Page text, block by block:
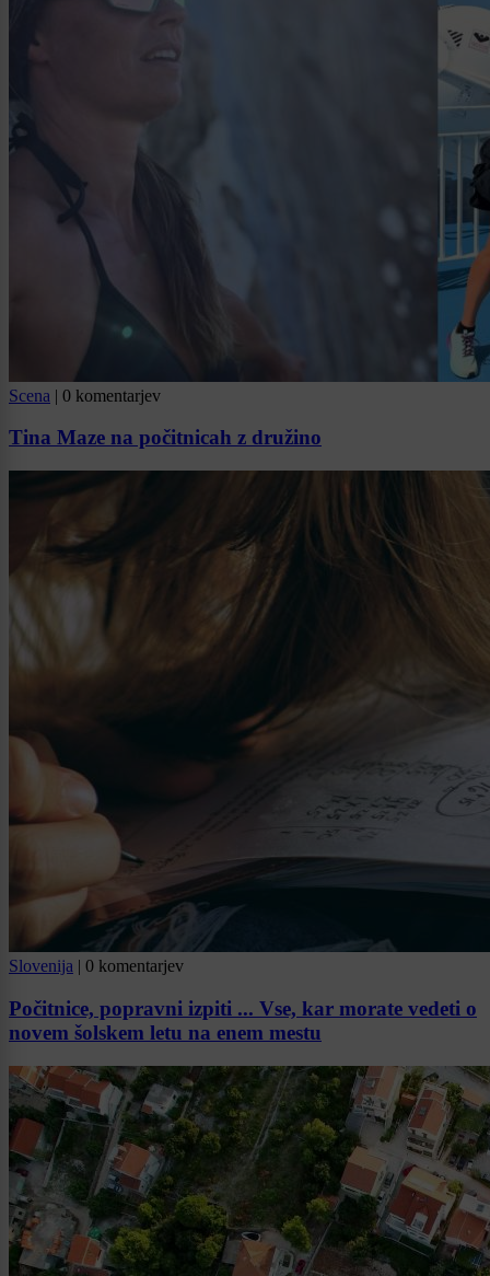
Scena | 0 komentarjev
Tina Maze na počitnicah z družino
Slovenija | 0 komentarjev
Počitnice, popravni izpiti ... Vse, kar morate vedeti o
novem šolskem letu na enem mestu